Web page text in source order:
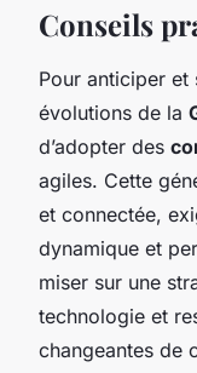
Conseils
Pour anticiper et
évolutions de la
d’adopter des
agiles. Cette
et connectée,
dynamique et
miser sur une
technologie et
changeantes de